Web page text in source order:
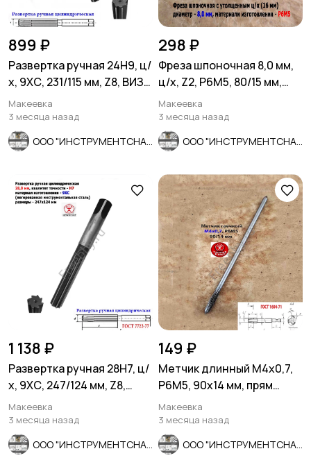
899 ₽
Развертка ручная 24Н9, ц/
х, 9ХС, 231/115 мм, Z8, ВИЗ,
СССР.
Макеевка
3 месяца назад
298 ₽
Фреза шпоночная 8,0 мм,
ц/х, Z2, Р6М5, 80/15 мм,
утолщ хв 16 мм, в/зав
Макеевка
3 месяца назад
1 138 ₽
Развертка ручная 28Н7, ц/
х, 9ХС, 247/124 мм, Z8,
2360-0154, СССР.
Макеевка
3 месяца назад
149 ₽
Метчик длинный М4х0,7,
Р6М5, 90х14 мм, прям
хвост, осн шаг, СССР..
Макеевка
3 месяца назад